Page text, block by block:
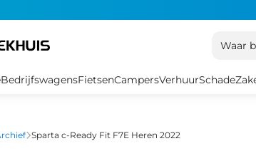
Waar
BedrijfswagensFietsenCampersVerhuurSchade
Sparta c-Ready Fit F7E Heren 2022